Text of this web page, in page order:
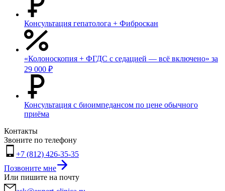
Консультация гепатолога + Фиброскан
«Колоноскопия + ФГДС с седацией — всё включено» за
29 000 ₽
Консультация с биоимпедансом по цене обычного
приёма
Контакты
Звоните по телефону
+7 (812) 426-35-35
Позвоните мне
Или пишите на почту